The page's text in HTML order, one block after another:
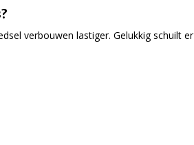
verbouwen lastiger. Gelukkig schuilt er